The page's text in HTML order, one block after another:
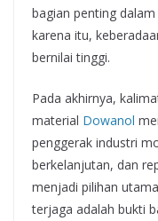
bagian penting
karena itu,
bernilai tinggi.
Pada akhirnya,
material Dowanol
penggerak industri
berkelanjutan, dan
menjadi pilihan
terjaga adalah bukti